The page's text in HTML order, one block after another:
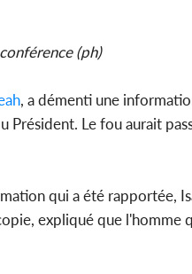
(ph)
, a démenti une
Le fou aurait
qui a été rapportée,
expliqué que